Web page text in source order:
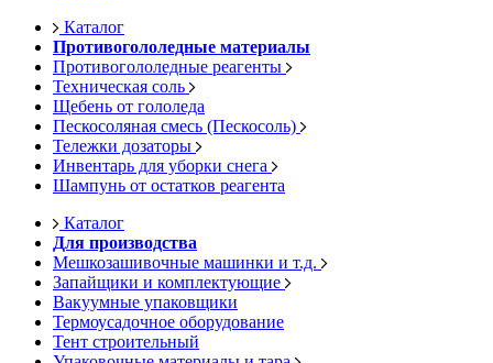
Каталог
Противогололедные материалы
Противогололедные реагенты
Техническая соль
Щебень от гололеда
Пескосоляная смесь (Пескосоль)
Тележки дозаторы
Инвентарь для уборки снега
Шампунь от остатков реагента
Каталог
Для производства
Мешкозашивочные машинки и т.д.
Запайщики и комплектующие
Вакуумные упаковщики
Термоусадочное оборудование
Тент строительный